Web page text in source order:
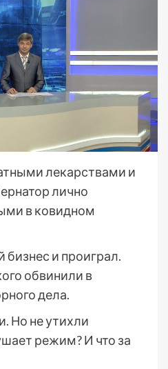
лекарствами и
лично
в ковидном
бизнес и проиграл.
обвинили в
дела.
Но не утихли
режим? И что за